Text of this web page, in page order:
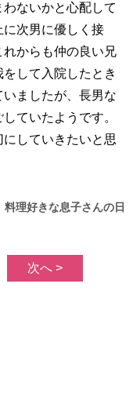
ないかと心配して
次男に優しく接
からも仲の良い兄
して入院したとき
ましたが、長男な
ていたようです。
していきたいと思
料理好きな息子さんの日
次へ >